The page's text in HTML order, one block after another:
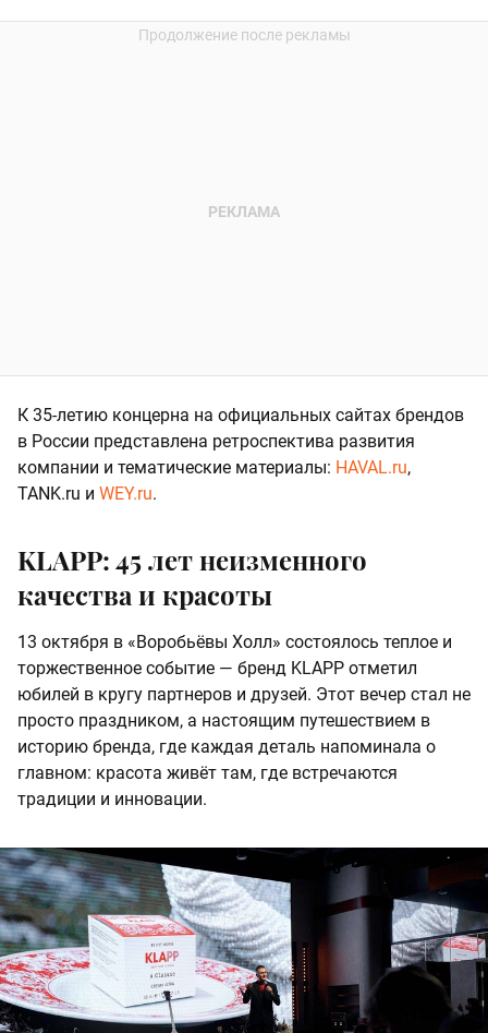
К 35-летию концерна на официальных сайтах брендов
в России представлена ретроспектива развития
компании и тематические материалы: HAVAL.ru,
TANK.ru и WEY.ru.
KLAPP: 45 лет неизменного
качества и красоты
13 октября в «Воробьёвы Холл» состоялось теплое и
торжественное событие — бренд KLAPP отметил
юбилей в кругу партнеров и друзей. Этот вечер стал не
просто праздником, а настоящим путешествием в
историю бренда, где каждая деталь напоминала о
главном: красота живёт там, где встречаются
традиции и инновации.